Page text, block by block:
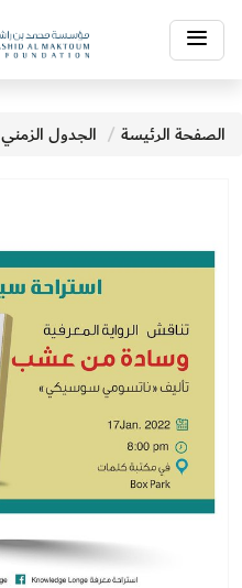
Toggle
navigation
الصفحة الرئيسة الجدول الزمني